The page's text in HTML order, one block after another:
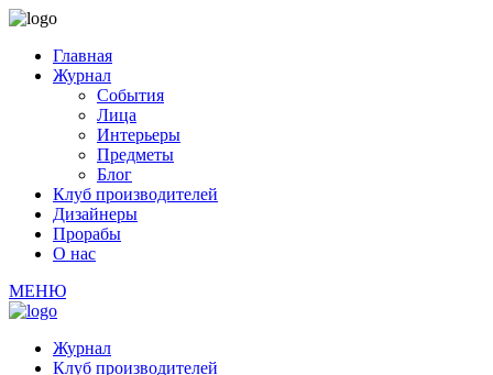
Главная
Журнал
События
Лица
Интерьеры
Предметы
Блог
Клуб производителей
Дизайнеры
Прорабы
О нас
МЕНЮ
Журнал
Клуб производителей